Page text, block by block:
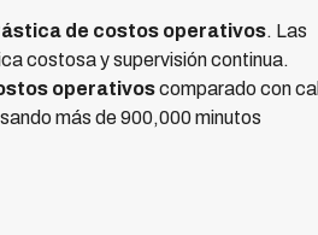
de costos operativos. Las
costosa y supervisión continua.
operativoscomparado con call
más de 900,000 minutos